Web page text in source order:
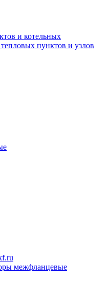
и котельных
пунктов и узлов
межфланцевые